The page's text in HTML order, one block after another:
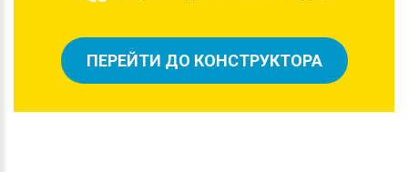
ПЕРЕЙТИ ДО КОНСТРУКТОРА